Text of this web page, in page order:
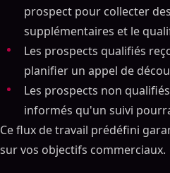
prospect pour collecter
supplémentaires et le
Les prospects qualifiés
planifier un appel de
Les prospects non
informés qu'un suivi
Ce flux de travail prédéfini
sur vos objectifs commerciaux.